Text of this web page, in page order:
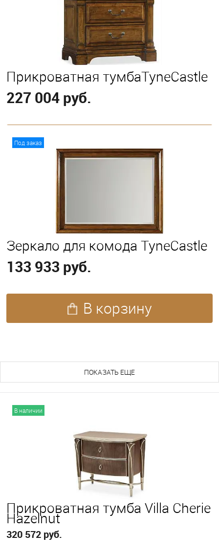
Прикроватная тумбаTyneCastle
227 004 руб.
Под заказ
Зеркало для комода TyneCastle
133 933 руб.
В корзину
ПОКАЗАТЬ ЕЩЕ
В наличии
Прикроватная тумба Villa Cherie
Hazelnut
320 572 руб.